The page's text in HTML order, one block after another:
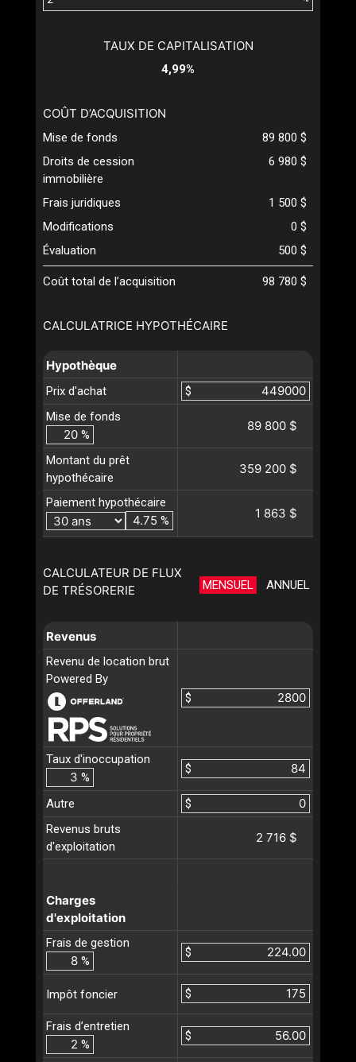
CALCULATRICE HYPOTHÉCAIRE
Hypothèque
Prix d'achat
$
Mise de fonds
%
89 800 $
Montant du prêt
hypothécaire
359 200 $
Paiement hypothécaire
%
1 863 $
CALCULATEUR DE FLUX
DE TRÉSORERIE
MENSUEL ANNUEL
Revenus
Revenu de location brut
Powered By
$
Taux d'inoccupation
%
$
Autre
$
Revenus bruts
d'exploitation
2 716 $
Charges
d'exploitation
Frais de gestion
%
$
Impôt foncier $
Frais d’entretien
%
$
TAUX DE CAPITALISATION
4,99%
COÛT D’ACQUISITION
Mise de fonds
89 800 $
Droits de cession
immobilière
6 980 $
Frais juridiques
1 500 $
Modifications
0 $
Évaluation
500 $
Coût total de l’acquisition 98 780 $